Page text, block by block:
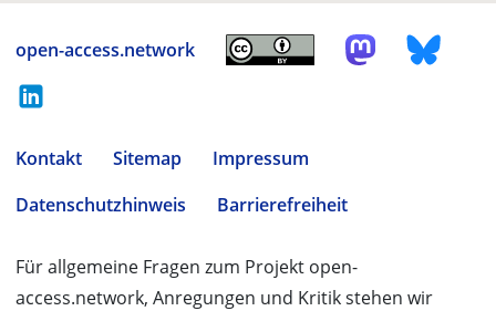
open-access.network
Kontakt Sitemap
Impressum
Datenschutzhinweis
Barrierefreiheit
Für allgemeine Fragen zum Projekt open-
access.network, Anregungen und Kritik stehen wir